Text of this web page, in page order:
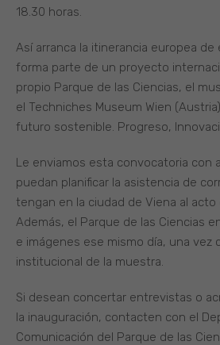
18.30 horas.
Así arranca la itinerancia europea
forma parte de un proyecto
propio Parque de las Ciencias, el
el Techniches Museum Wien
futuro sostenible. Progreso,
Le enviamos esta convocatoria con
puedan planificar la asistencia de
tengan en la ciudad de Viena al acto
Además, el Parque de las Ciencias
e imágenes ese mismo día, una vez
institucional de la muestra.
Si desean concertar entrevistas o
la inauguración, contacten con el
Comunicación del Parque de las